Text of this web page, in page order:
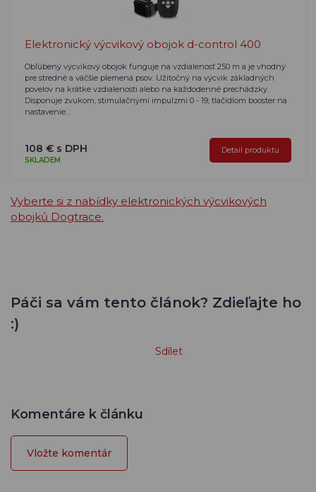
Elektronický výcvikový obojok d-control 400
Obľúbený výcvikový obojok funguje na vzdialenosť 250 m a je vhodný
pre stredné a väčšie plemená psov. Užitočný na výcvik základných
povelov na krátke vzdialenosti alebo na každodenné prechádzky.
Disponuje zvukom, stimulačnými impulzmi 0 - 19, tlačidlom booster na
nastavenie…
108 € s DPH
SKLADEM
Detail produktu
Vyberte si z nabídky elektronických výcvikových
obojků Dogtrace.
Páči sa vám tento článok? Zdieľajte ho
:)
Sdílet
Komentáre k článku
Vložte komentár